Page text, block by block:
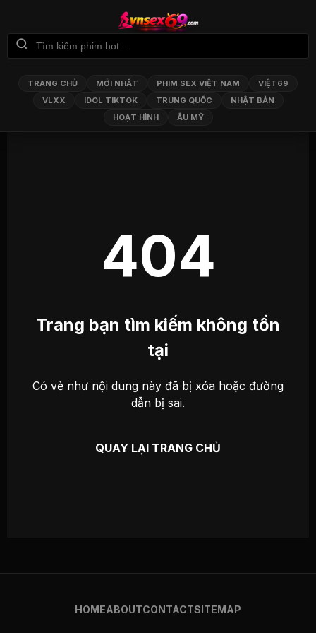
TRANG CHỦ MỚI NHẤT PHIM SEX VIỆT NAM
VIỆT69
VLXX
IDOL TIKTOK TRUNG QUỐC
NHẬT BẢN
HOẠT HÌNH
ÂU MỸ
404
Trang bạn tìm kiếm không tồn
tại
Có vẻ như nội dung này đã bị xóa hoặc đường
dẫn bị sai.
QUAY LẠI TRANG CHỦ
HOMEABOUTCONTACTSITEMAP